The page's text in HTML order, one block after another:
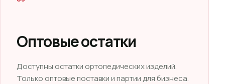
Оптовые остатки
Доступны остатки ортопедических изделий.
Только оптовые поставки и партии для бизнеса.